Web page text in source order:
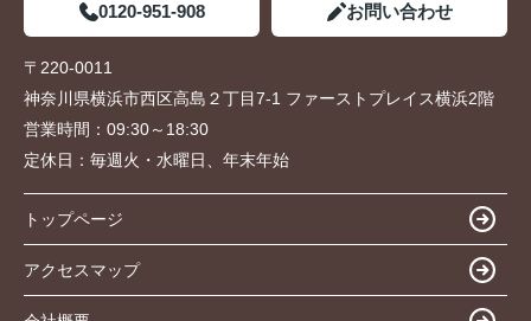
0120-951-908 お問い合わせ
〒220-0011
神奈川県横浜市西区高島２丁目7-1 ファーストプレイス横浜2階
営業時間： 09:30～18:30
定休日： 毎週火・水曜日、年末年始
トップページ
アクセスマップ